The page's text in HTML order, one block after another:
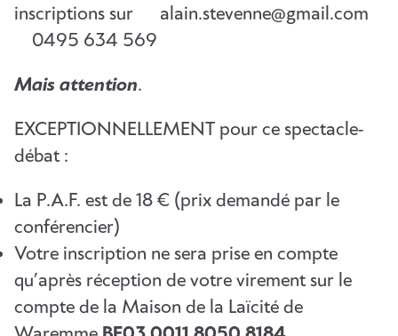
inscriptions sur alain.stevenne@gmail.com
0495 634 569
Mais attention.
EXCEPTIONNELLEMENT pour ce spectacle-
débat :
La P.A.F. est de 18 € (prix demandé par le
conférencier)
Votre inscription ne sera prise en compte
qu’après réception de votre virement sur le
compte de la Maison de la Laïcité de